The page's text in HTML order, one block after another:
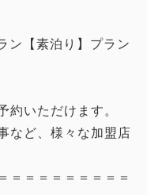
ン【素泊り】プラン
約いただけます。
など、様々な加盟店
＝＝＝＝＝＝＝＝＝